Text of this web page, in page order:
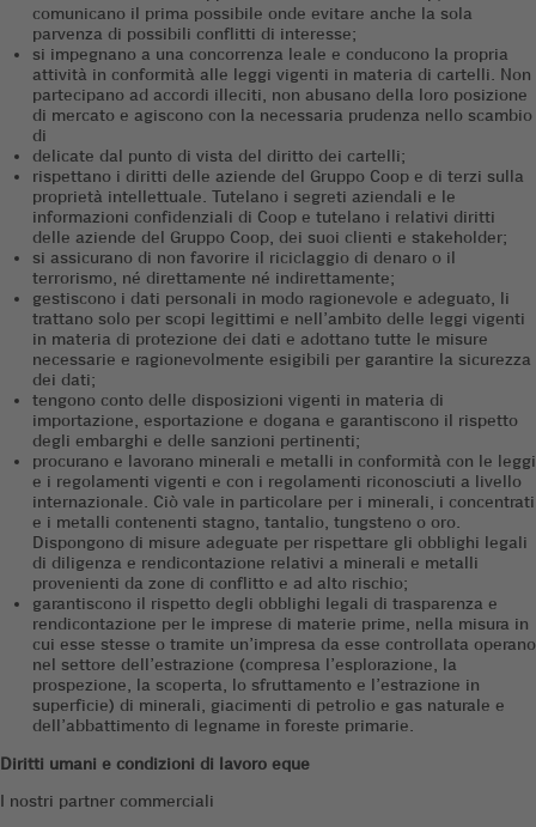
comunicano il prima possibile onde evitare anche la sola
parvenza di possibili conflitti di interesse;
si impegnano a una concorrenza leale e conducono la propria
attività in conformità alle leggi vigenti in materia di cartelli. Non
partecipano ad accordi illeciti, non abusano della loro posizione
di mercato e agiscono con la necessaria prudenza nello scambio
di
delicate dal punto di vista del diritto dei cartelli;
rispettano i diritti delle aziende del Gruppo Coop e di terzi sulla
proprietà intellettuale. Tutelano i segreti aziendali e le
informazioni confidenziali di Coop e tutelano i relativi diritti
delle aziende del Gruppo Coop, dei suoi clienti e stakeholder;
si assicurano di non favorire il riciclaggio di denaro o il
terrorismo, né direttamente né indirettamente;
gestiscono i dati personali in modo ragionevole e adeguato, li
trattano solo per scopi legittimi e nell’ambito delle leggi vigenti
in materia di protezione dei dati e adottano tutte le misure
necessarie e ragionevolmente esigibili per garantire la sicurezza
dei dati;
tengono conto delle disposizioni vigenti in materia di
importazione, esportazione e dogana e garantiscono il rispetto
degli embarghi e delle sanzioni pertinenti;
procurano e lavorano minerali e metalli in conformità con le leggi
e i regolamenti vigenti e con i regolamenti riconosciuti a livello
internazionale. Ciò vale in particolare per i minerali, i concentrati
e i metalli contenenti stagno, tantalio, tungsteno o oro.
Dispongono di misure adeguate per rispettare gli obblighi legali
di diligenza e rendicontazione relativi a minerali e metalli
provenienti da zone di conflitto e ad alto rischio;
garantiscono il rispetto degli obblighi legali di trasparenza e
rendicontazione per le imprese di materie prime, nella misura in
cui esse stesse o tramite un’impresa da esse controllata operano
nel settore dell’estrazione (compresa l’esplorazione, la
prospezione, la scoperta, lo sfruttamento e l’estrazione in
superficie) di minerali, giacimenti di petrolio e gas naturale e
dell’abbattimento di legname in foreste primarie.
Diritti umani e condizioni di lavoro eque
I nostri partner commerciali